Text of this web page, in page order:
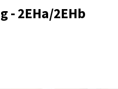
- 2EHa/2EHb